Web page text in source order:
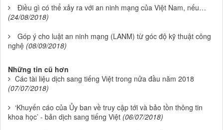
Điều gì có thể xảy ra với an ninh mạng của Việt Nam, nếu…
(24/08/2018)
Góp ý cho luật an ninh mạng (LANM) từ góc độ kỹ thuật công
nghệ (08/09/2018)
Những tin cũ hơn
Các tài liệu dịch sang tiếng Việt trong nửa đầu năm 2018
(07/07/2018)
‘Khuyến cáo của Ủy ban về truy cập tới và bảo tồn thông tin
khoa học’ - bản dịch sang tiếng Việt (06/07/2018)